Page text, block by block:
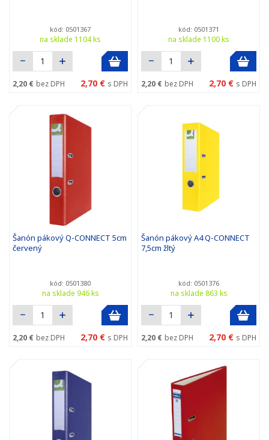
kód: 0501367
na sklade 1104 ks
2,20 € bez DPH 2,70 € s DPH
kód: 0501371
na sklade 1100 ks
2,20 € bez DPH 2,70 € s DPH
Šanón pákový Q-CONNECT 5cm
červený
kód: 0501380
na sklade 946 ks
2,20 € bez DPH 2,70 € s DPH
Šanón pákový A4 Q-CONNECT
7,5cm žltý
kód: 0501376
na sklade 863 ks
2,20 € bez DPH 2,70 € s DPH